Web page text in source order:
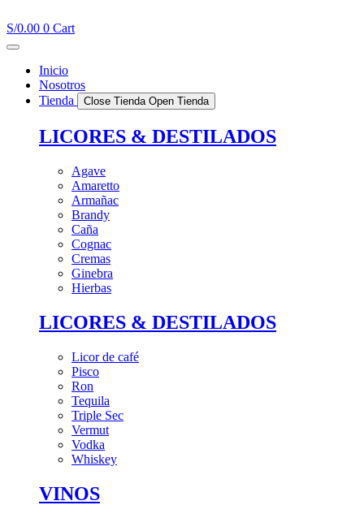
al
contenido
S/0.00 0 Cart
Inicio
Nosotros
Tienda
Close Tienda Open Tienda
LICORES & DESTILADOS
Agave
Amaretto
Armañac
Brandy
Caña
Cognac
Cremas
Ginebra
Hierbas
LICORES & DESTILADOS
Licor de café
Pisco
Ron
Tequila
Triple Sec
Vermut
Vodka
Whiskey
VINOS